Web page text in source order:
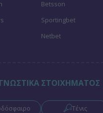
Betsson
Sportingbet
Netbet
ΣΤΟΙΧΗΜΑΤΟΣ
Τένις